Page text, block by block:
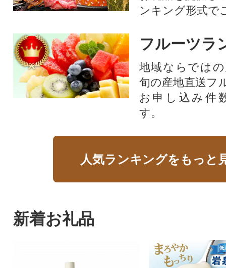
ンキング形式で
フルーツラ
地域ならでは
旬の産地直送フ
お申し込み件
す。
人気ランキングをもっと
新着お礼品